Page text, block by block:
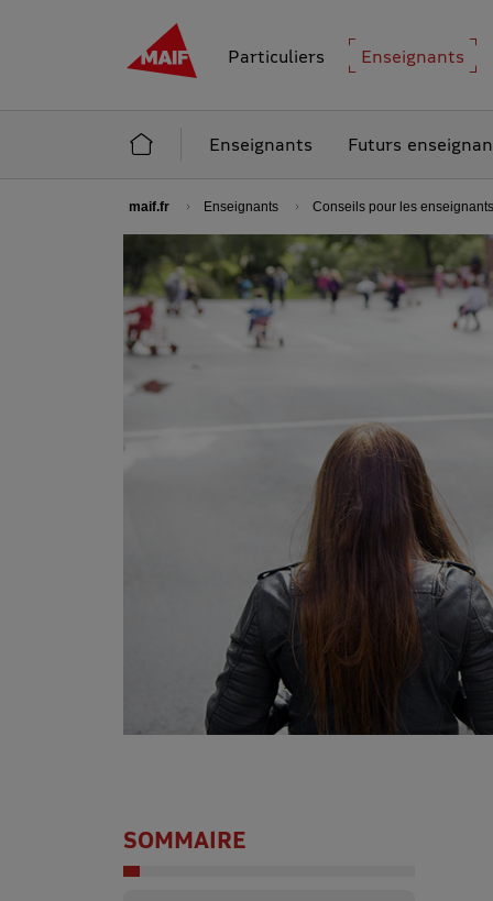
MAIF - Allez à l'accueil de maif.fr
Particuliers Enseignants
Accueil Enseignants
Enseignants Futurs
maif.fr Enseignants Conseils pour les enseignants
SOMMAIRE